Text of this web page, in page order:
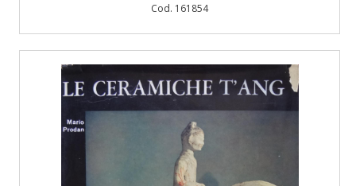
Cod. 161854